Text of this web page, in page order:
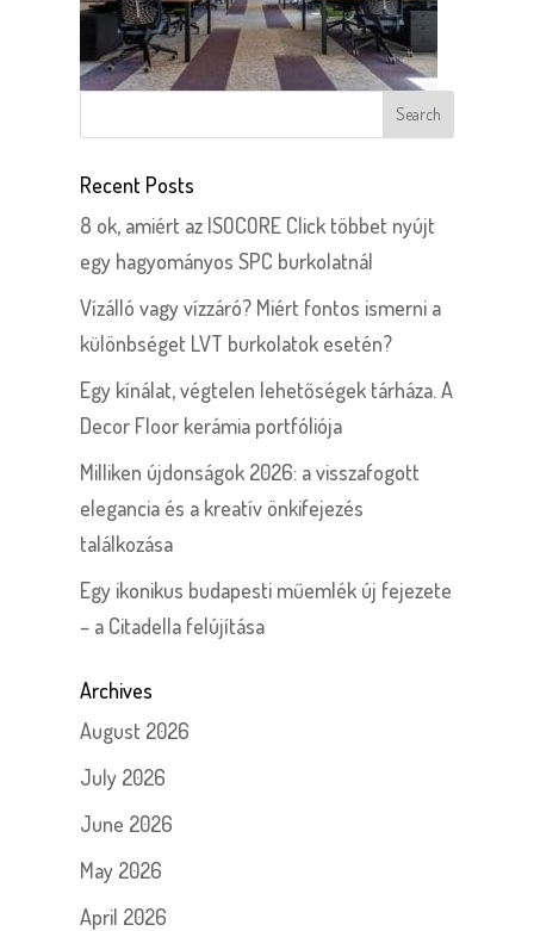
Recent Posts
8 ok, amiért az ISOCORE Click többet nyújt
egy hagyományos SPC burkolatnál
Vízálló vagy vízzáró? Miért fontos ismerni a
különbséget LVT burkolatok esetén?
Egy kínálat, végtelen lehetőségek tárháza. A
Decor Floor kerámia portfóliója
Milliken újdonságok 2026: a visszafogott
elegancia és a kreatív önkifejezés
találkozása
Egy ikonikus budapesti műemlék új fejezete
– a Citadella felújítása
Archives
August 2026
July 2026
June 2026
May 2026
April 2026